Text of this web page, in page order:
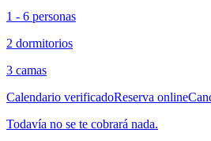
1 - 6 personas
2 dormitorios
3 camas
Calendario verificadoReserva online
Todavía no se te cobrará nada.